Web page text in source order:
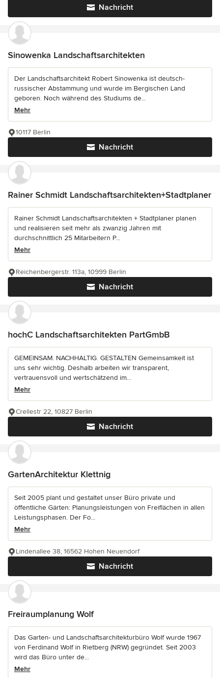
Nachricht
Sinowenka Landschaftsarchitekten
Der Landschaftsarchitekt Robert Sinowenka ist deutsch-
russischer Abstammung und wurde im Bergischen Land
geboren. Noch während des Studiums de...
Mehr
Nachricht
10117 Berlin
Rainer Schmidt Landschaftsarchitekten+Stadtplaner
Rainer Schmidt Landschaftsarchitekten + Stadtplaner planen
und realisieren seit mehr als zwanzig Jahren mit
durchschnittlich 25 Mitarbeitern P...
Mehr
Nachricht
Reichenbergerstr. 113a, 10999 Berlin
hochC Landschaftsarchitekten PartGmbB
GEMEINSAM. NACHHALTIG. GESTALTEN Gemeinsamkeit ist
uns sehr wichtig. Deshalb arbeiten wir transparent,
vertrauensvoll und wertschätzend im...
Mehr
Nachricht
Crellestr 22, 10827 Berlin
GartenArchitektur Klettnig
Seit 2005 plant und gestaltet unser Büro private und
öffentliche Gärten: Planungsleistungen von Freiflächen in allen
Leistungsphasen. Der Fo...
Mehr
Nachricht
Lindenallee 38, 16562 Hohen Neuendorf
Freiraumplanung Wolf
Das Garten- und Landschaftsarchitekturbüro Wolf wurde 1967
von Ferdinand Wolf in Rietberg (NRW) gegründet. Seit 2003
wird das Büro unter de...
Mehr